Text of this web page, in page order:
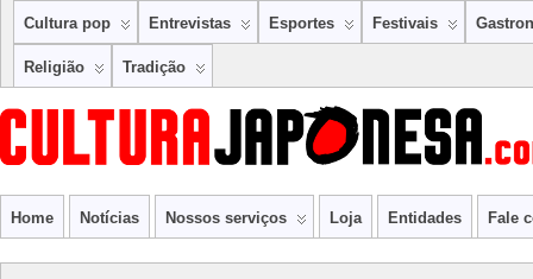
Cultura pop Entrevistas Esportes Festivais
Religião Tradição
Home Notícias Nossos serviços Loja Entidades Fale